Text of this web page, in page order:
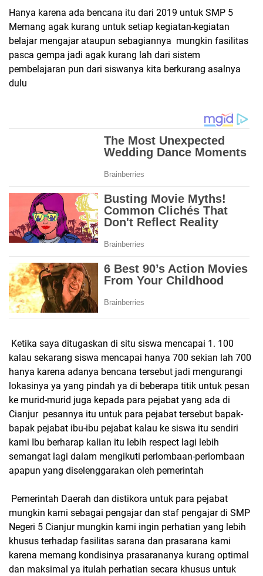
Hanya karena ada bencana itu dari 2019 untuk SMP 5
Memang agak kurang untuk setiap kegiatan-kegiatan
belajar mengajar ataupun sebagiannya mungkin fasilitas
pasca gempa jadi agak kurang lah dari sistem
pembelajaran pun dari siswanya kita berkurang asalnya
dulu
Ketika saya ditugaskan di situ siswa mencapai 1. 100
kalau sekarang siswa mencapai hanya 700 sekian lah 700
hanya karena adanya bencana tersebut jadi mengurangi
lokasinya ya yang pindah ya di beberapa titik untuk pesan
ke murid-murid juga kepada para pejabat yang ada di
Cianjur pesannya itu untuk para pejabat tersebut bapak-
bapak pejabat ibu-ibu pejabat kalau ke siswa itu sendiri
kami Ibu berharap kalian itu lebih respect lagi lebih
semangat lagi dalam mengikuti perlombaan-perlombaan
apapun yang diselenggarakan oleh pemerintah
Pemerintah Daerah dan distikora untuk para pejabat
mungkin kami sebagai pengajar dan staf pengajar di SMP
Negeri 5 Cianjur mungkin kami ingin perhatian yang lebih
khusus terhadap fasilitas sarana dan prasarana kami
karena memang kondisinya prasarananya kurang optimal
dan maksimal ya itulah perhatian secara khusus untuk